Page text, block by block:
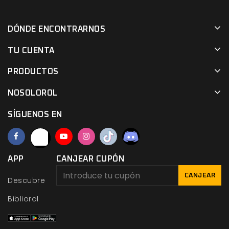
DÓNDE ENCONTRARNOS
TU CUENTA
PRODUCTOS
NOSOLOROL
SÍGUENOS EN
APP
Descubre
Bibliorol
CANJEAR CUPÓN
CANJEAR